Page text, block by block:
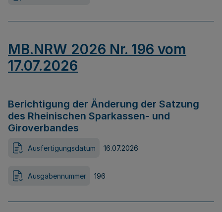
MB.NRW 2026 Nr. 196 vom
17.07.2026
Berichtigung der Änderung der Satzung
des Rheinischen Sparkassen- und
Giroverbandes
Ausfertigungsdatum 16.07.2026
Ausgabennummer 196